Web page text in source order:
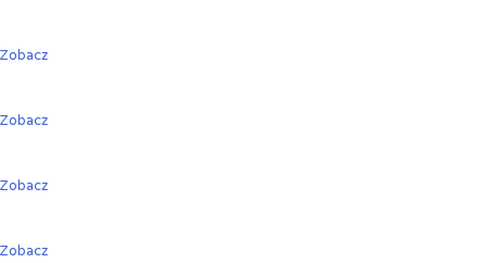
Zobacz
Zobacz
Zobacz
Zobacz